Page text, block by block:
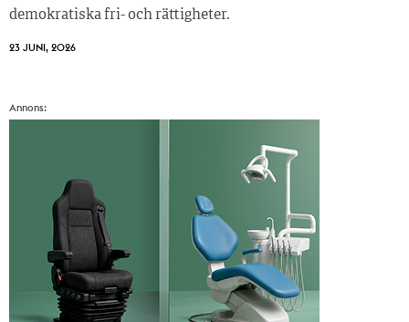
demokratiska fri- och rättigheter.
23 JUNI, 2026
Annons: